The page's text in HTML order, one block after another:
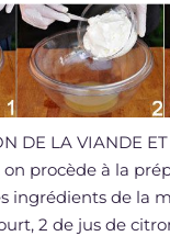
DE LA VIANDE
procède à la
ingrédients de la
2 de jus de